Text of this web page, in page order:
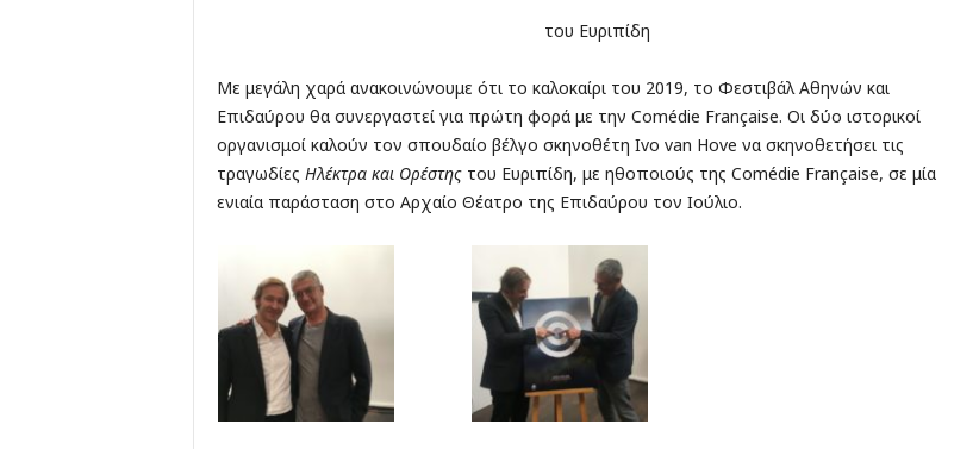
του Ευριπίδη
Με μεγάλη χαρά ανακοινώνουμε ότι το καλοκαίρι του 2019, το Φεστιβάλ Αθηνών και
Επιδαύρου θα συνεργαστεί για πρώτη φορά με την Comédie Française. Οι δύο ιστορικοί
οργανισμοί καλούν τον σπουδαίο βέλγο σκηνοθέτη Ivo van Hove να σκηνοθετήσει τις
τραγωδίες Ηλέκτρα και Ορέστηςτου Ευριπίδη, με ηθοποιούς της Comédie Française, σε μία
ενιαία παράσταση στο Αρχαίο Θέατρο της Επιδαύρου τον Ιούλιο.